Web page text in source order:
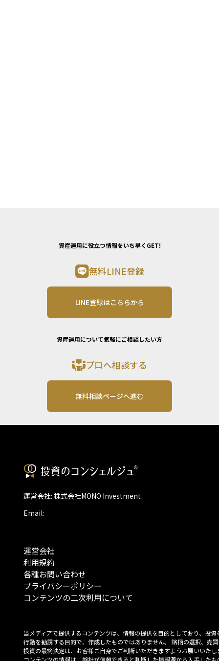
資産運用に役立つ情報をいち早くGET!
無料LINE登録
LINE登録はこちらから
資産運用について気軽にご相談したい方
プロへ相談する
無料相談ページへ進む
運営会社: 株式会社MONO Investment
Email:
運営会社
利用規約
各種お問い合わせ
プライバシーポリシー
コンテンツの二次利用について
当メディアで提供するコンテンツは、情報の提供を目的としており、投資
行動を勧誘する目的で、作成したものではありません。 銘柄の選択、売
投資の最終決定は、お客様ご自身でご判断いただきますようお願いいたし
コンテンツの情報は、弊社が信頼できると判断した情報源から入手したも